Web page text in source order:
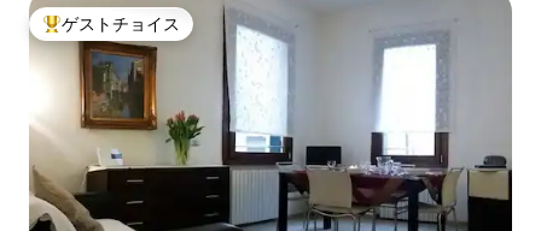
大好評のゲストチョイスです。
ゲストチョイス